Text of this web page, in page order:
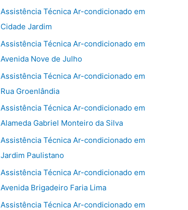
Assistência Técnica Ar-condicionado em
Cidade Jardim
Assistência Técnica Ar-condicionado em
Avenida Nove de Julho
Assistência Técnica Ar-condicionado em
Rua Groenlândia
Assistência Técnica Ar-condicionado em
Alameda Gabriel Monteiro da Silva
Assistência Técnica Ar-condicionado em
Jardim Paulistano
Assistência Técnica Ar-condicionado em
Avenida Brigadeiro Faria Lima
Assistência Técnica Ar-condicionado em